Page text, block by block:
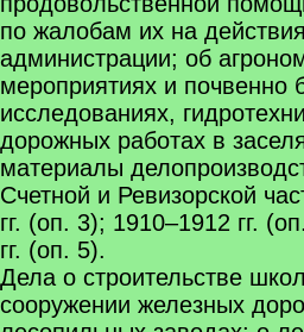
по жалобам их на
администрации; об
мероприятиях и почвенно
исследованиях,
дорожных работах в
материалы
Счетной и Ревизорской
гг. (оп. 3); 1910–1912 гг.
гг. (оп. 5).
Дела о строительстве
сооружении железных